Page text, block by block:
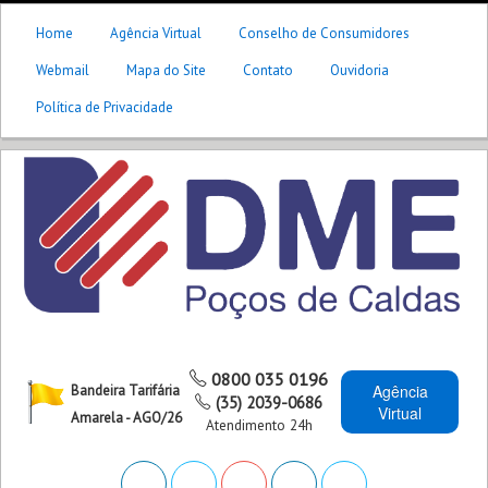
Home Agência Virtual
Conselho de Consumidores
Webmail
Mapa do Site Contato
Ouvidoria
Política de Privacidade
Bandeira Tarifária
Amarela - AGO/26
0800 035 0196
(35) 2039-0686
Atendimento 24h
Agência
Virtual